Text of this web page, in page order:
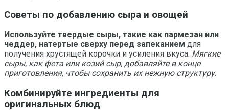
Советы по добавлению сыра и овощей
Используйте твердые сыры, такие как пармезан или
чеддер, натертые сверху перед запеканием для
получения хрустящей корочки и усиления вкуса. Мягкие
сыры, как фета или козий сыр, добавляйте в конце
приготовления, чтобы сохранить их нежную структуру.
Комбинируйте ингредиенты для
оригинальных блюд